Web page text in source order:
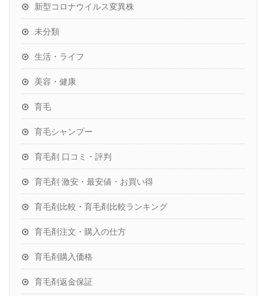
新型コロナウイルス変異株
未分類
生活・ライフ
美容・健康
育毛
育毛シャンプー
育毛剤 口コミ・評判
育毛剤 激安・最安値・お買い得
育毛剤比較・育毛剤比較ランキング
育毛剤注文・購入の仕方
育毛剤購入価格
育毛剤返金保証